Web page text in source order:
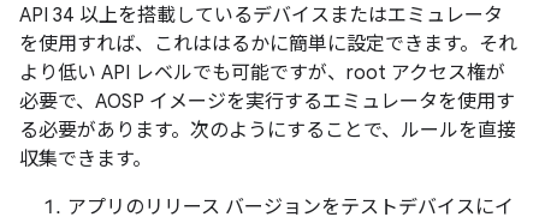
API 34 以上を搭載しているデバイスまたはエミュレータ
を使用すれば、これははるかに簡単に設定できます。それ
より低い API レベルでも可能ですが、root アクセス権が
必要で、AOSP イメージを実行するエミュレータを使用す
る必要があります。次のようにすることで、ルールを直接
収集できます。
アプリのリリース バージョンをテストデバイスにイ